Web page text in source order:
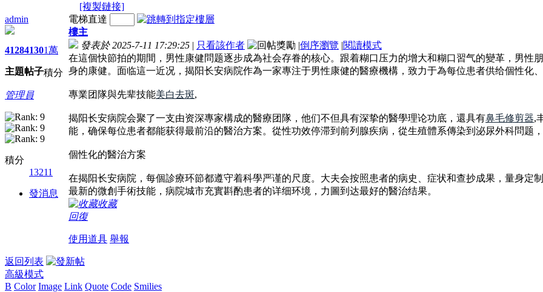
[複製鏈接]
admin
4128
主題
4130
帖子
1萬
積分
管理員
積分
13211
發消息
電梯直達
樓主
發表於 2025-7-11 17:29:25 | 只看該作者 |倒序瀏覽 |閱讀模式
在這個快節拍的期間，男性康健問题逐步成為社会存眷的核心。跟着糊口压力的增大和糊口習气的變革，男性
身的康健。面临這一近况，揭阳长安病院作為一家專注于男性康健的醫療機構，致力于為每位患者供给個性化
專業团隊與先辈技能美白去斑,
揭阳长安病院会聚了一支由资深專家構成的醫療团隊，他们不但具有深挚的醫學理论功底，還具有鼻毛修剪器,
能，确保每位患者都能获得最前沿的醫治方案。從性功效停滞到前列腺疾病，從生殖體系傳染到泌尿外科問题
個性化的醫治方案
在揭阳长安病院，每個診療环節都遵守着科學严谨的尺度。大夫会按照患者的病史、症状和查抄成果，量身定
最新的微創手術技能，病院城市充實斟酌患者的详细环境，力圖到达最好的醫治结果。
收藏
回復
使用道具 舉報
返回列表
高級模式
B Color Image Link Quote Code Smilies